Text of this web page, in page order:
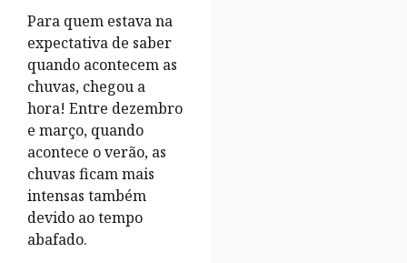
Para quem estava na
expectativa de saber
quando acontecem as
chuvas, chegou a
hora! Entre dezembro
e março, quando
acontece o verão, as
chuvas ficam mais
intensas também
devido ao tempo
abafado.